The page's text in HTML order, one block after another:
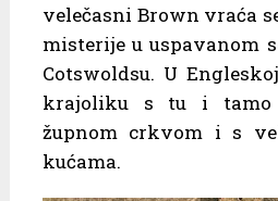
velečasni Brown vraća
misterije u uspavanom
Cotswoldsu. U
krajoliku s tu i tamo
župnom crkvom i s
kućama.